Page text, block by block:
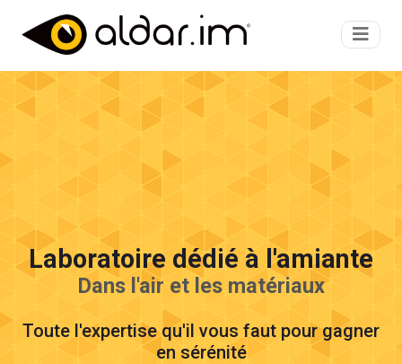
Laboratoire dédié à l'amiante
Dans l'air et les matériaux
Toute l'expertise qu'il vous faut pour gagner
en sérénité